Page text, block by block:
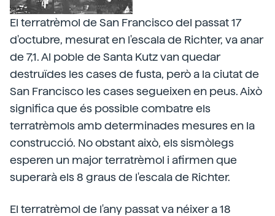
El terratrèmol de San Francisco del passat 17
d'octubre, mesurat en l'escala de Richter, va anar
de 7,1. Al poble de Santa Kutz van quedar
destruïdes les cases de fusta, però a la ciutat de
San Francisco les cases segueixen en peus. Això
significa que és possible combatre els
terratrèmols amb determinades mesures en la
construcció. No obstant això, els sismòlegs
esperen un major terratrèmol i afirmen que
superarà els 8 graus de l'escala de Richter.
El terratrèmol de l'any passat va néixer a 18